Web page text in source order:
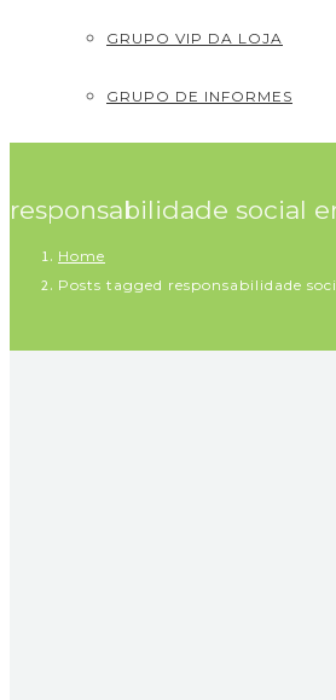
GRUPO VIP DA LOJA
GRUPO DE INFORMES
responsabilidade social
Home
Posts tagged responsabilidade